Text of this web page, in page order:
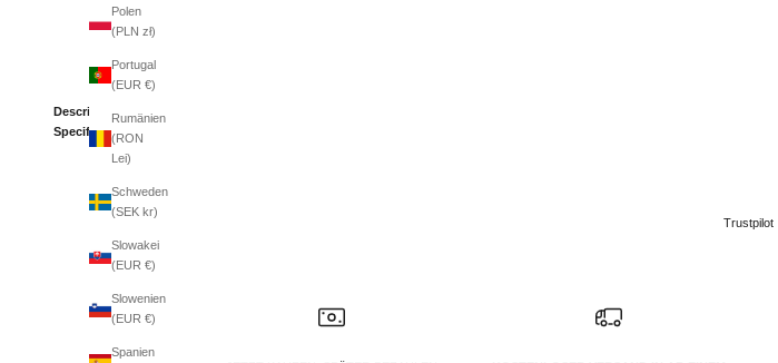
Polen
(PLN zł)
Portugal
(EUR €)
Rumänien
(RON
Lei)
Schweden
(SEK kr)
Slowakei
(EUR €)
Slowenien
(EUR €)
Spanien
Description
Specifications
Trustpilot